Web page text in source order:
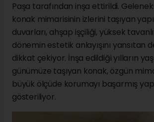
Paşa tarafından inşa ettirildi.
konak mimarisinin izlerini taşıyan
duvarları, ahşap işçiliği, yüksek
dönemin estetik anlayışını yansıtan
dikkat çekiyor. İnşa edildiği yılların
günümüze taşıyan konak, özgün
büyük ölçüde korumayı başarmış
gösteriliyor.